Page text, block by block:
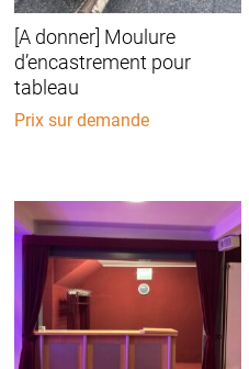
[A donner] Moulure
d’encastrement pour
tableau
Prix sur demande